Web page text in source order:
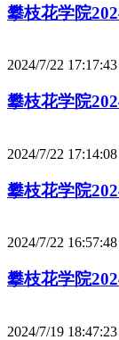
攀枝花学院
2024/7/22 17:17:43
攀枝花学院
2024/7/22 17:14:08
攀枝花学院
2024/7/22 16:57:48
攀枝花学院
2024/7/19 18:47:23